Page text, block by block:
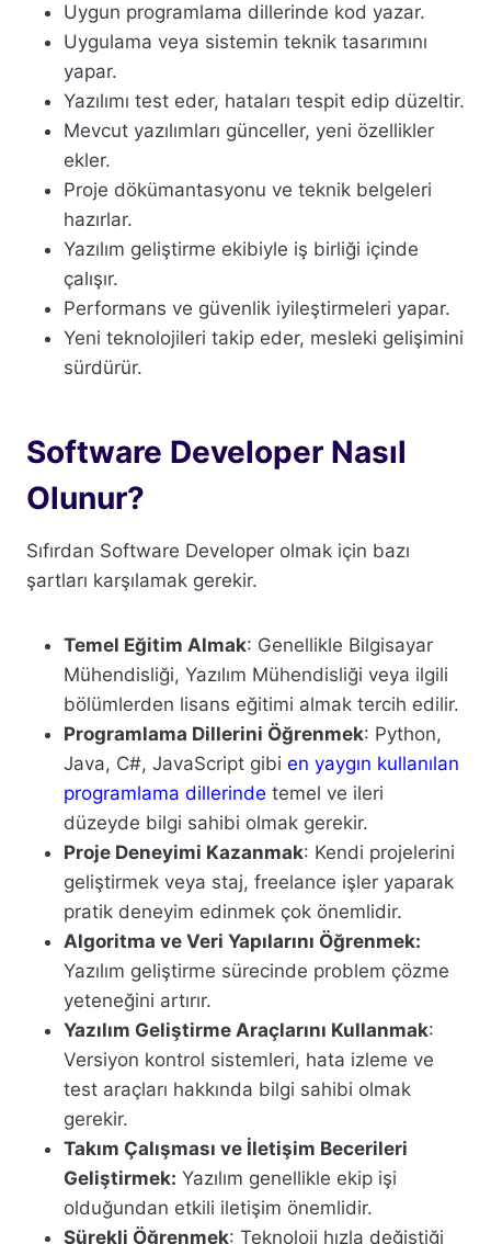
Uygun programlama dillerinde kod yazar.
Uygulama veya sistemin teknik tasarımını
yapar.
Yazılımı test eder, hataları tespit edip düzeltir.
Mevcut yazılımları günceller, yeni özellikler
ekler.
Proje dökümantasyonu ve teknik belgeleri
hazırlar.
Yazılım geliştirme ekibiyle iş birliği içinde
çalışır.
Performans ve güvenlik iyileştirmeleri yapar.
Yeni teknolojileri takip eder, mesleki gelişimini
sürdürür.
Software Developer Nasıl
Olunur?
Sıfırdan Software Developer olmak için bazı
şartları karşılamak gerekir.
Temel Eğitim Almak: Genellikle Bilgisayar
Mühendisliği, Yazılım Mühendisliği veya ilgili
bölümlerden lisans eğitimi almak tercih edilir.
Programlama Dillerini Öğrenmek: Python,
Java, C#, JavaScript gibi en yaygın kullanılan
programlama dillerinde temel ve ileri
düzeyde bilgi sahibi olmak gerekir.
Proje Deneyimi Kazanmak: Kendi projelerini
geliştirmek veya staj, freelance işler yaparak
pratik deneyim edinmek çok önemlidir.
Algoritma ve Veri Yapılarını Öğrenmek:
Yazılım geliştirme sürecinde problem çözme
yeteneğini artırır.
Yazılım Geliştirme Araçlarını Kullanmak:
Versiyon kontrol sistemleri, hata izleme ve
test araçları hakkında bilgi sahibi olmak
gerekir.
Takım Çalışması ve İletişim Becerileri
Geliştirmek: Yazılım genellikle ekip işi
olduğundan etkili iletişim önemlidir.
Sürekli Öğrenmek: Teknoloji hızla değiştiği